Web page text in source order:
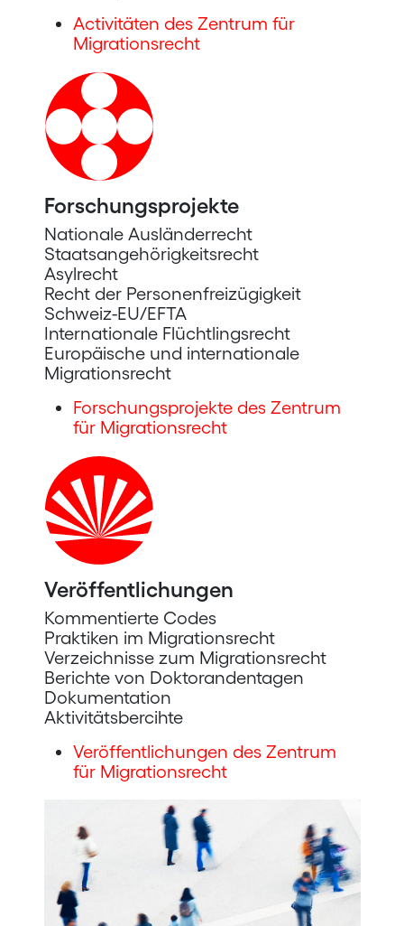
Activitäten des Zentrum für
Migrationsrecht
Forschungsprojekte
Nationale Ausländerrecht
Staatsangehörigkeitsrecht
Asylrecht
Recht der Personenfreizügigkeit
Schweiz-EU/EFTA
Internationale Flüchtlingsrecht
Europäische und internationale
Migrationsrecht
Forschungsprojekte des Zentrum
für Migrationsrecht
Veröffentlichungen
Kommentierte Codes
Praktiken im Migrationsrecht
Verzeichnisse zum Migrationsrecht
Berichte von Doktorandentagen
Dokumentation
Aktivitätsbercihte
Veröffentlichungen des Zentrum
für Migrationsrecht